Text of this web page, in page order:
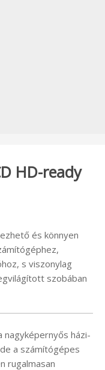
HD-ready
és könnyen
s viszonylag
szobában
nagyképernyős házi-
a számítógépes
rugalmasan